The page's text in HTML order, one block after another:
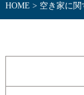
HOME > 空き家に